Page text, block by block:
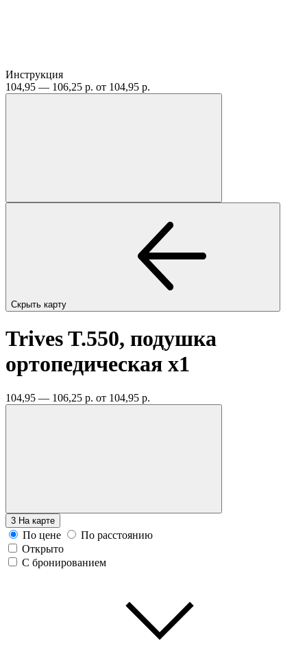
Инструкция
104,95 — 106,25 р. от 104,95 р.
Скрыть карту
Trives T.550, подушка
ортопедическая x1
104,95 — 106,25 р. от 104,95 р.
3 На карте
По цене
По расстоянию
Открыто
С бронированием